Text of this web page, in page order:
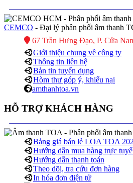
CEMCO - Đại lý phân phối âm thanh
67 Trần Hưng Đạo, P. Cửa
Giới thiệu chung về công ty
Thông tin liên hệ
Bản tin tuyển dụng
Hòm thư góp ý, khiếu nại
amthanhtoa.vn
HỖ TRỢ KHÁCH HÀNG
Bảng giá bán lẻ LOA TOA
Hướng dẫn mua hàng trực
Hướng dẫn thanh toán
Theo dõi, tra cứu đơn hàng
In hóa đơn điện tử